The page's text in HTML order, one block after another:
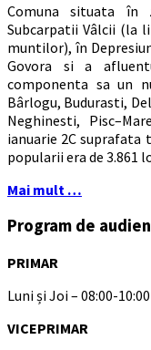
Comuna situata în
Subcarpatii Vâlcii (la
muntilor), în
Govora si a
componenta sa un
Bârlogu, Budurasti,
Neghinesti,
ianuarie 2C suprafata
popularii era de 3.861
Mai mult …
Program de
PRIMAR
Luni și Joi – 08:00-10:00
VICEPRIMAR